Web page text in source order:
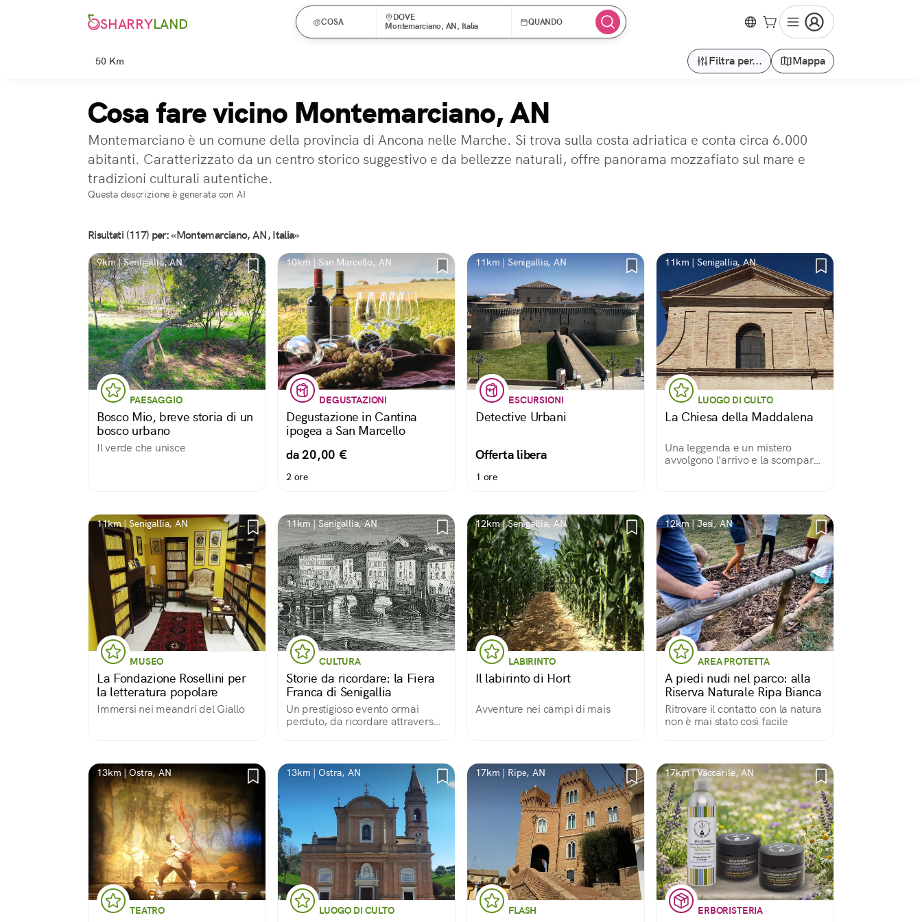
SHARRYLAND COSA
DOVE
Montemarciano, AN, Italia
QUANDO
50 Km Filtra per... Mappa
Cosa fare vicino Montemarciano, AN
Montemarciano è un comune della provincia di Ancona nelle Marche. Si trova sulla costa adriatica e conta circa 6.000
abitanti. Caratterizzato da un centro storico suggestivo e da bellezze naturali, offre panorama mozzafiato sul mare e
tradizioni culturali autentiche.
Questa descrizione è generata con AI
Risultati (117) per: «Montemarciano, AN, Italia»
9km | Senigallia, AN
PAESAGGIO
Bosco Mio, breve storia di un
bosco urbano
Il verde che unisce
10km | San Marcello, AN
DEGUSTAZIONI
Degustazione in Cantina
ipogea a San Marcello
da 20,00 €
2 ore
11km | Senigallia, AN
ESCURSIONI
Detective Urbani
Offerta libera
1 ore
11km | Senigallia, AN
LUOGO DI CULTO
La Chiesa della Maddalena
Una leggenda e un mistero
avvolgono l'arrivo e la scomparsa
11km | Senigallia, AN
MUSEO
La Fondazione Rosellini per
la letteratura popolare
Immersi nei meandri del Giallo
11km | Senigallia, AN
CULTURA
Storie da ricordare: la Fiera
Franca di Senigallia
Un prestigioso evento ormai
perduto, da ricordare attraverso
12km | Senigallia, AN
LABIRINTO
Il labirinto di Hort
Avventure nei campi di mais
12km | Jesi, AN
AREA PROTETTA
A piedi nudi nel parco: alla
Riserva Naturale Ripa Bianca
Ritrovare il contatto con la natura
non è mai stato così facile
13km | Ostra, AN
TEATRO
13km | Ostra, AN
LUOGO DI CULTO
17km | Ripe, AN
FLASH
17km | Vaccarile, AN
ERBORISTERIA